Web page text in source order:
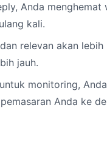
Anda menghemat
kali.
relevan akan lebih
jauh.
monitoring,
Anda ke